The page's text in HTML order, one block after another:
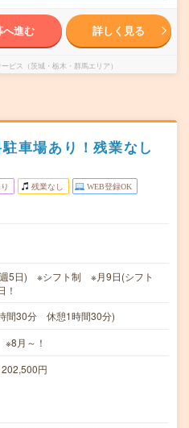
へ進む 詳しく見る
ビス（茨城・栃木・群馬エリア）
車場あり！残業なし
残業なし WEB登録OK
週5日) ※シフト制 ※月9日(シフト
間30分 休憩1時間30分)
月～！
円